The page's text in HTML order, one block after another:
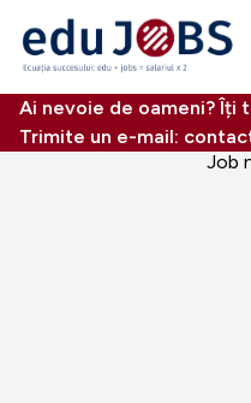
Ai nevoie de oameni? Îți
Trimite un e-mail:
Job